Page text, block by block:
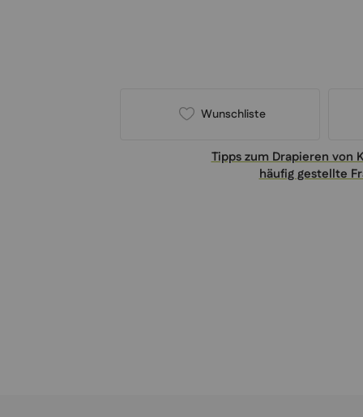
Wunschliste
Tipps zum Drapieren von
häufig gestellte